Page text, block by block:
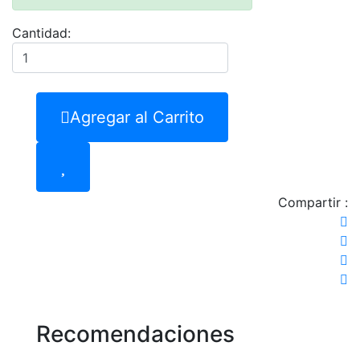
Cantidad:
Agregar al Carrito
Compartir :
Recomendaciones